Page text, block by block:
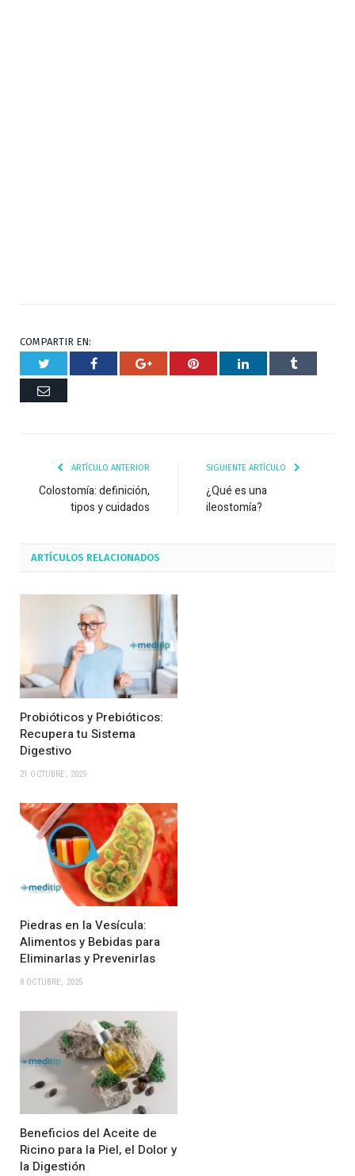
COMPARTIR EN:
Twitter Facebook Google+ Pinterest RespuestaTumblr
Correo
ARTÍCULO ANTERIOR
Colostomía: definición,
tipos y cuidados
SIGUIENTE ARTÍCULO
¿Qué es una
ileostomía?
ARTÍCULOS RELACIONADOS
Probióticos y Prebióticos:
Recupera tu Sistema
Digestivo
21 OCTUBRE, 2025
Piedras en la Vesícula:
Alimentos y Bebidas para
Eliminarlas y Prevenirlas
8 OCTUBRE, 2025
Beneficios del Aceite de
Ricino para la Piel, el Dolor y
la Digestión